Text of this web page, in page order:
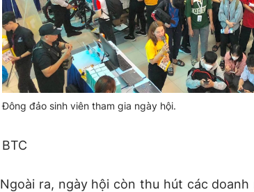
Đông đảo sinh viên tham gia ngày hội.
BTC
Ngoài ra, ngày hội còn thu hút các